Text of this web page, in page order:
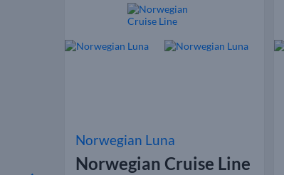
Norwegian Luna
Norwegian Cruise Line